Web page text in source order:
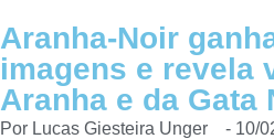
Aranha-Noir
imagens e revela
Aranha e da Gata
Por Lucas Giesteira Unger - 10/